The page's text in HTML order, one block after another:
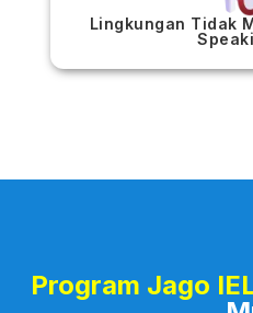
Lingkungan Tidak
Program Jago